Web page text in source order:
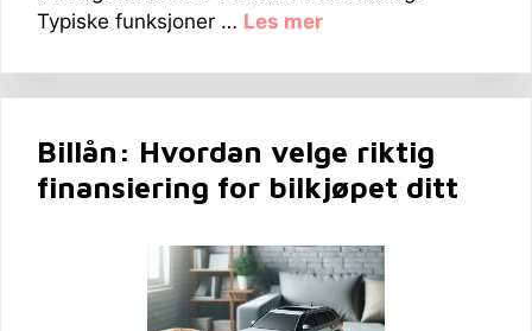
Typiske funksjoner … Les mer
Billån: Hvordan velge riktig
finansiering for bilkjøpet ditt